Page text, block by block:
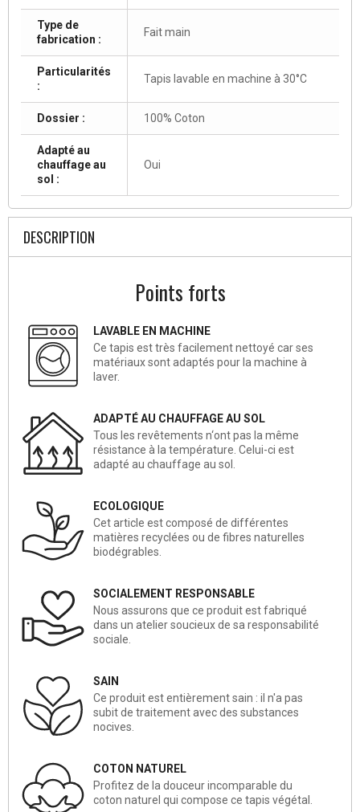
Type de
fabrication :
Fait main
Particularités
:
Tapis lavable en machine à 30°C
Dossier : 100% Coton
Adapté au
chauffage au
sol :
Oui
DESCRIPTION
Points forts
LAVABLE EN MACHINE
Ce tapis est très facilement nettoyé car ses
matériaux sont adaptés pour la machine à
laver.
ADAPTÉ AU CHAUFFAGE AU SOL
Tous les revêtements n‘ont pas la même
résistance à la température. Celui-ci est
adapté au chauffage au sol.
ECOLOGIQUE
Cet article est composé de différentes
matières recyclées ou de fibres naturelles
biodégrables.
SOCIALEMENT RESPONSABLE
Nous assurons que ce produit est fabriqué
dans un atelier soucieux de sa responsabilité
sociale.
SAIN
Ce produit est entièrement sain : il n'a pas
subit de traitement avec des substances
nocives.
COTON NATUREL
Profitez de la douceur incomparable du
coton naturel qui compose ce tapis végétal.